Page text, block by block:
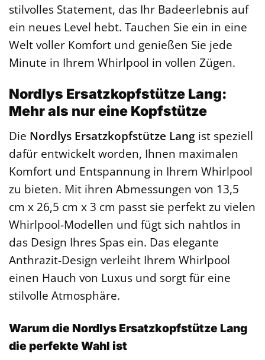
stilvolles Statement, das Ihr Badeerlebnis auf
ein neues Level hebt. Tauchen Sie ein in eine
Welt voller Komfort und genießen Sie jede
Minute in Ihrem Whirlpool in vollen Zügen.
Nordlys Ersatzkopfstütze Lang:
Mehr als nur eine Kopfstütze
Die Nordlys Ersatzkopfstütze Lang ist speziell
dafür entwickelt worden, Ihnen maximalen
Komfort und Entspannung in Ihrem Whirlpool
zu bieten. Mit ihren Abmessungen von 13,5
cm x 26,5 cm x 3 cm passt sie perfekt zu vielen
Whirlpool-Modellen und fügt sich nahtlos in
das Design Ihres Spas ein. Das elegante
Anthrazit-Design verleiht Ihrem Whirlpool
einen Hauch von Luxus und sorgt für eine
stilvolle Atmosphäre.
Warum die Nordlys Ersatzkopfstütze Lang
die perfekte Wahl ist